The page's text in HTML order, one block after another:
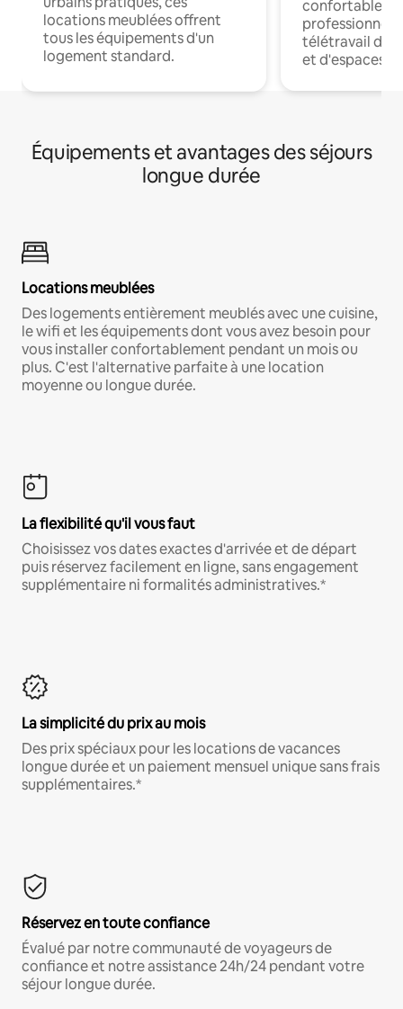
locations meublées offrent
tous les équipements d'un
logement standard.
confortables
professionnels
télétravail
et d'espaces
Équipements et avantages des séjours
longue durée
Locations meublées
Des logements entièrement meublés avec une cuisine,
le wifi et les équipements dont vous avez besoin pour
vous installer confortablement pendant un mois ou
plus. C'est l'alternative parfaite à une location
moyenne ou longue durée.
La flexibilité qu'il vous faut
Choisissez vos dates exactes d'arrivée et de départ
puis réservez facilement en ligne, sans engagement
supplémentaire ni formalités administratives.*
La simplicité du prix au mois
Des prix spéciaux pour les locations de vacances
longue durée et un paiement mensuel unique sans frais
supplémentaires.*
Réservez en toute confiance
Évalué par notre communauté de voyageurs de
confiance et notre assistance 24h/24 pendant votre
séjour longue durée.